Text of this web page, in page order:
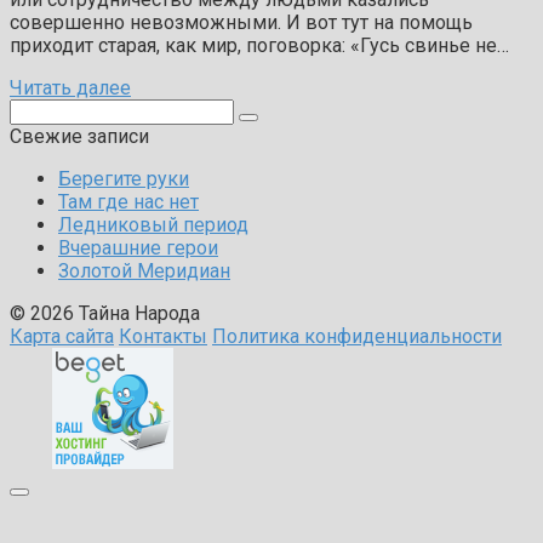
совершенно невозможными. И вот тут на помощь
приходит старая, как мир, поговорка: «Гусь свинье не…
Читать далее
Свежие записи
Берегите руки
Там где нас нет
Ледниковый период
Вчерашние герои
Золотой Меридиан
© 2026 Тайна Народа
Карта сайта Контакты Политика конфиденциальности